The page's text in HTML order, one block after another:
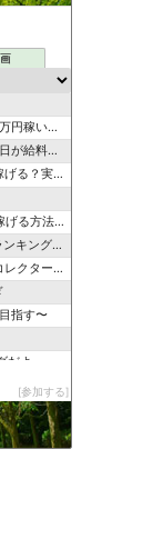
いだ方法
料日に！
証明ブログ
法を解説
持してます
ー脱出〜
指す〜
だよ
稼ぐ方法
参加する